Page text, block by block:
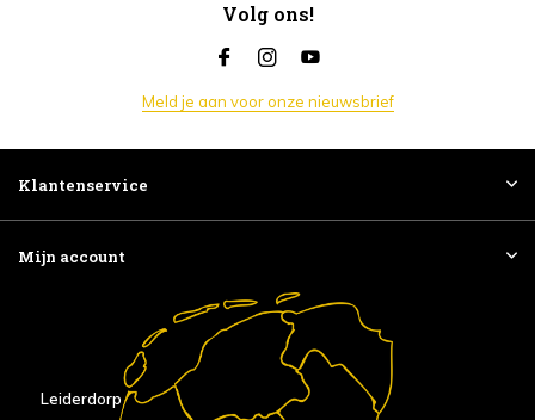
Volg ons!
Meld je aan voor onze nieuwsbrief
Klantenservice
Mijn account
Leiderdorp